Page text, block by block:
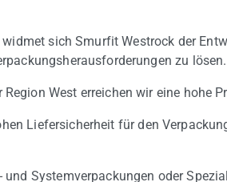
sich Smurfit Westrock der
zu lösen.
West erreichen wir eine hohe
Liefersicherheit für den
Systemverpackungen oder